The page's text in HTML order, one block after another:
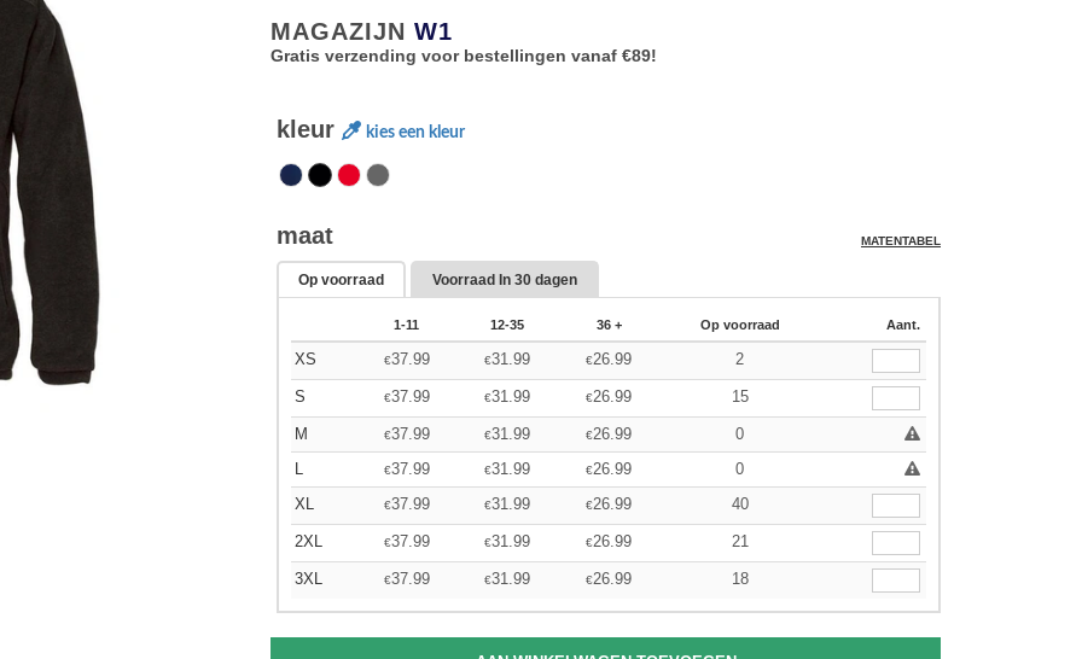
MAGAZIJN W1
Gratis verzending voor bestellingen vanaf €89!
kleur kies een kleur
maat MATENTABEL
Op voorraad Voorraad In 30 dagen
1-11 12-35 36 + Op voorraad Aant.
XS €37.99 €31.99 €26.99 2
S €37.99 €31.99 €26.99 15
M €37.99 €31.99 €26.99
0
L
€37.99 €31.99 €26.99
0
XL
€37.99 €31.99 €26.99 40
2XL €37.99 €31.99 €26.99 21
3XL €37.99 €31.99 €26.99 18